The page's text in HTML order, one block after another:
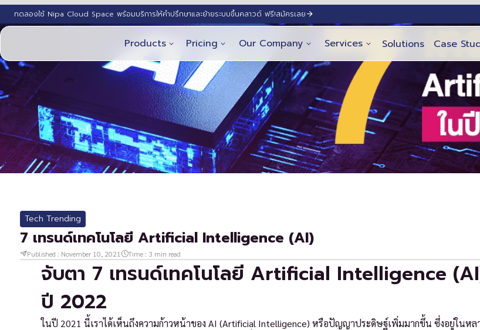
ทดลองใช้ Nipa Cloud Space พร้อมบริการให้คำปรึกษาและย้ายระบบขึ้นคลาวด์ ฟรี!สมัครเลย
Products Pricing Our Company Services Solutions Case
Tech Trending
7 เทรนด์เทคโนโลยี Artificial Intelligence (AI)
Published : November 10, 2021 Time : 3 min read
จับตา 7 เทรนด์เทคโนโลยี Artificial Intelligence
ปี 2022
ในปี 2021 นี้เราได้เห็นถึงความก้าวหน้าของ AI (Artificial Intelligence) หรือปัญญาประดิษฐ์เพิ่มมากขึ้น ซึ่งอยู่ในห